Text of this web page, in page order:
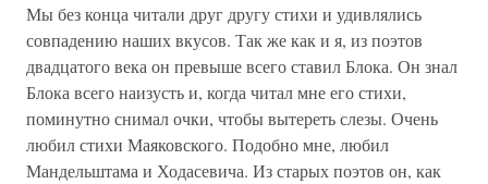
Мы без конца читали друг другу стихи и удивлялись
совпадению наших вкусов. Так же как и я, из поэтов
двадцатого века он превыше всего ставил Блока. Он знал
Блока всего наизусть и, когда читал мне его стихи,
поминутно снимал очки, чтобы вытереть слезы. Очень
любил стихи Маяковского. Подобно мне, любил
Мандельштама и Ходасевича. Из старых поэтов он, как